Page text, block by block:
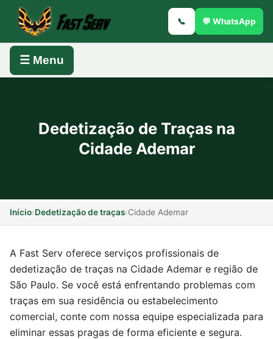
📞 💬 WhatsApp
☰ Menu
Dedetização de Traças na
Cidade Ademar
Início›Dedetização de traças›Cidade Ademar
A Fast Serv oferece serviços profissionais de
dedetização de traças na Cidade Ademar e região de
São Paulo. Se você está enfrentando problemas com
traças em sua residência ou estabelecimento
comercial, conte com nossa equipe especializada para
eliminar essas pragas de forma eficiente e segura.